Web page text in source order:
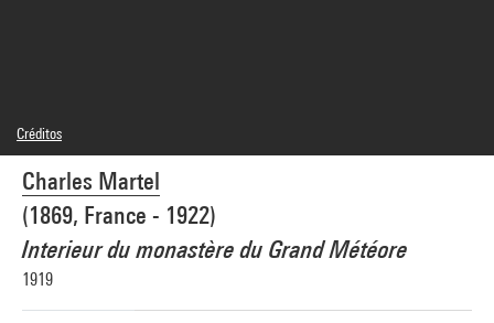
Charles Martel
(1869, France - 1922)
Interieur du monastère du Grand Météore
1919
Créditos
Domaine public
Créditos fotográficos : Centre Pompidou, MNAM-CCI/Philippe Migeat/Dist.
GrandPalaisRmn
Referencia de la imagen : 4N68634
Difusión de la imagen :GrandPalaisRmnPhoto